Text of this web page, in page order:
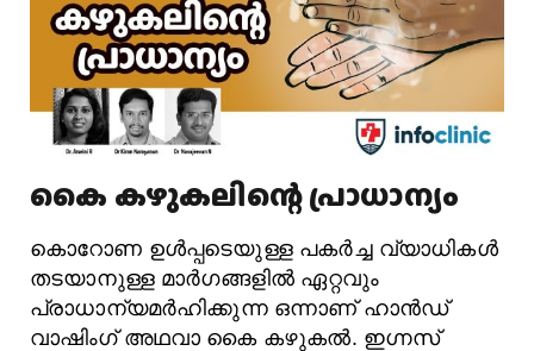
കൈ കഴുകലിന്റെ പ്രാധാന്യം
കൊറോണ ഉൾപ്പടെയുള്ള പകർച്ച വ്യാധികൾ
തടയാനുള്ള മാർഗങ്ങളിൽ ഏറ്റവും
പ്രാധാന്യമർഹിക്കുന്ന ഒന്നാണ് ഹാൻഡ്‌
വാഷിംഗ്‌ അഥവാ കൈ കഴുകൽ. ഇഗ്നസ്‌